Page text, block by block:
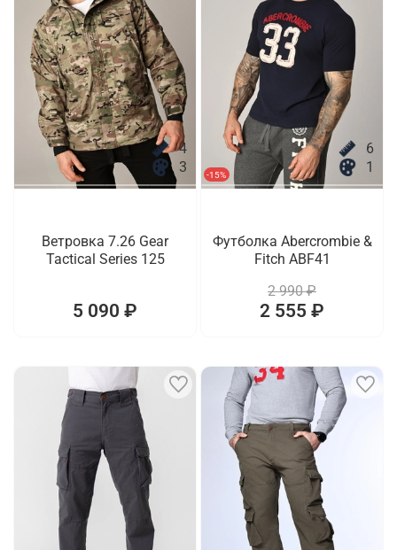
4
3
Ветровка 7.26 Gear
Tactical Series 125
5 090 ₽
-15%
6
1
Футболка Abercrombie &
Fitch ABF41
2 990 ₽
2 555 ₽